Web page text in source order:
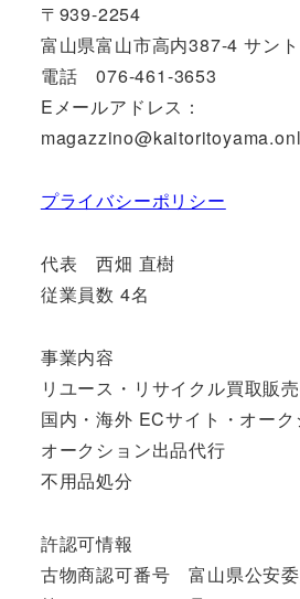
〒939-2254
富山県富山市高内387-4 サン
電話 076-461-3653
Eメールアドレス：
プライバシーポリシー
代表 西畑 直樹
従業員数 4名
事業内容
リユース・リサイクル買取販
国内・海外 ECサイト・オー
オークション出品代行
不用品処分
許認可情報
古物商認可番号 富山県公安